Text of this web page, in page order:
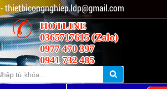
thietbicongnghiep.ldp@gmail.com
HOTLINE
0365717615 (Zalo)
0977 470 397
0941 732 485